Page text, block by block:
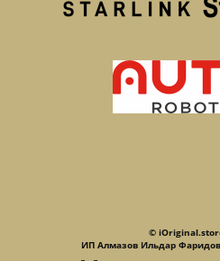
©
ИП Алмазов Ильдар